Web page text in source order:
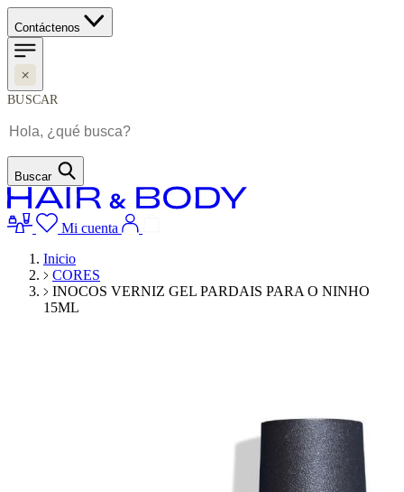
Contáctenos
BUSCAR
Buscar
Mi cuenta
Inicio
CORES
INOCOS VERNIZ GEL PARDAIS PARA O NINHO
15ML